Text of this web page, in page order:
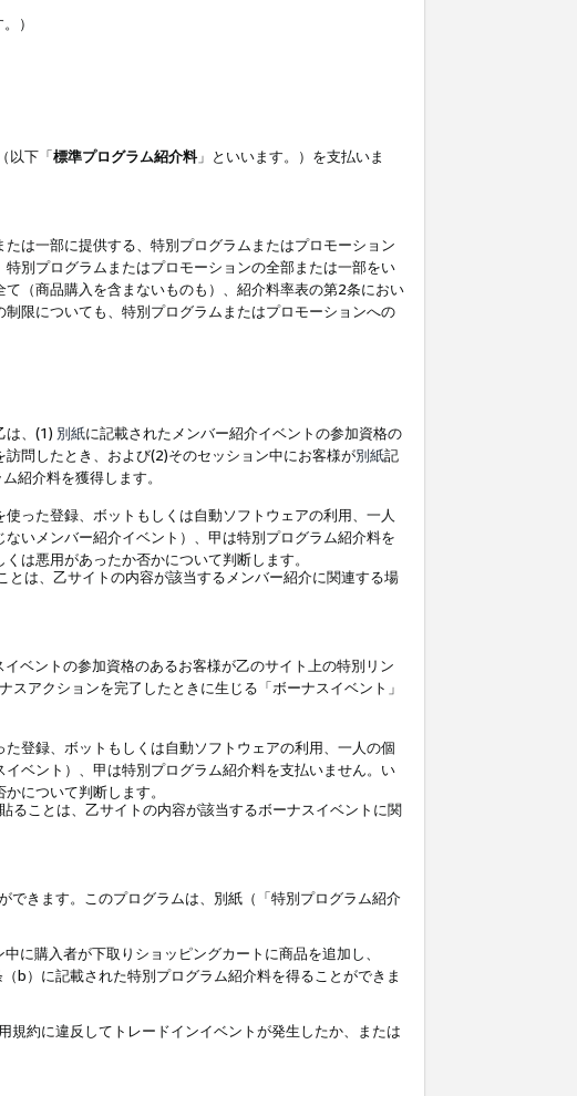
）
以下「標準プログラム紹介料」といいます。）を支払いま
は一部に提供する、特別プログラムまたはプロモーション
別プログラムまたはプロモーションの全部または一部をい
（商品購入を含まないものも）、紹介料率表の第2条におい
限についても、特別プログラムまたはプロモーションへの
は、(1) 別紙に記載されたメンバー紹介イベントの参加資格の
問したとき、および(2)そのセッション中にお客様が別紙記
紹介料を獲得します。
った登録、ボットもしくは自動ソフトウェアの利用、一人
いメンバー紹介イベント）、甲は特別プログラム紹介料を
は悪用があったか否かについて判断します。
は、乙サイトの内容が該当するメンバー紹介に関連する場
イベントの参加資格のあるお客様が乙のサイト上の特別リン
スアクションを完了したときに生じる「ボーナスイベント」
登録、ボットもしくは自動ソフトウェアの利用、一人の個
ベント）、甲は特別プログラム紹介料を支払いません。い
について判断します。
ることは、乙サイトの内容が該当するボーナスイベントに関
きます。このプログラムは、別紙（「特別プログラム紹介
に購入者が下取りショッピングカートに商品を追加し、
b）に記載された特別プログラム紹介料を得ることができま
約に違反してトレードインイベントが発生したか、または